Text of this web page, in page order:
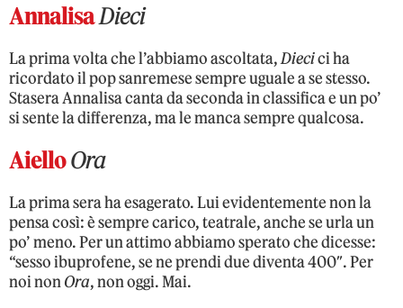
AnnalisaDieci
La prima volta che l’abbiamo ascoltata,Diecici ha
ricordato il pop sanremese sempre uguale a se stesso.
Stasera Annalisa canta da seconda in classifica e un po’
si sente la differenza, ma le manca sempre qualcosa.
AielloOra
La prima sera ha esagerato. Lui evidentemente non la
pensa così: è sempre carico, teatrale, anche se urla un
po’ meno. Per un attimo abbiamo sperato che dicesse:
“sesso ibuprofene, se ne prendi due diventa 400″. Per
noi nonOra, non oggi. Mai.